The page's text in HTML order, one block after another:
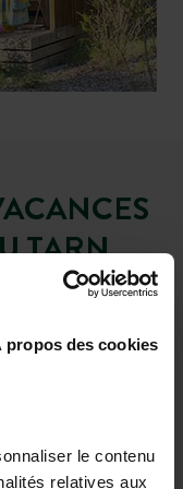
propos des cookies
le contenu
relatives aux
TARN